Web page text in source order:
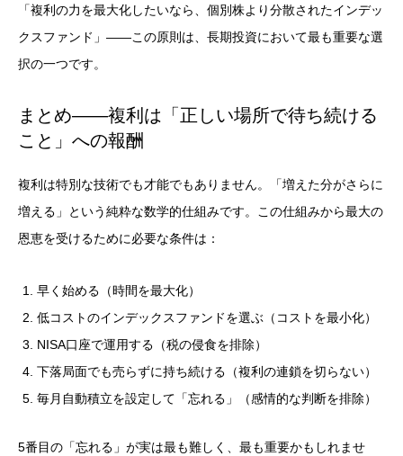
「複利の力を最大化したいなら、個別株より分散されたインデッ
クスファンド」——この原則は、長期投資において最も重要な選
択の一つです。
まとめ——複利は「正しい場所で待ち続ける
こと」への報酬
複利は特別な技術でも才能でもありません。「増えた分がさらに
増える」という純粋な数学的仕組みです。この仕組みから最大の
恩恵を受けるために必要な条件は：
早く始める（時間を最大化）
低コストのインデックスファンドを選ぶ（コストを最小化）
NISA口座で運用する（税の侵食を排除）
下落局面でも売らずに持ち続ける（複利の連鎖を切らない）
毎月自動積立を設定して「忘れる」（感情的な判断を排除）
5番目の「忘れる」が実は最も難しく、最も重要かもしれませ